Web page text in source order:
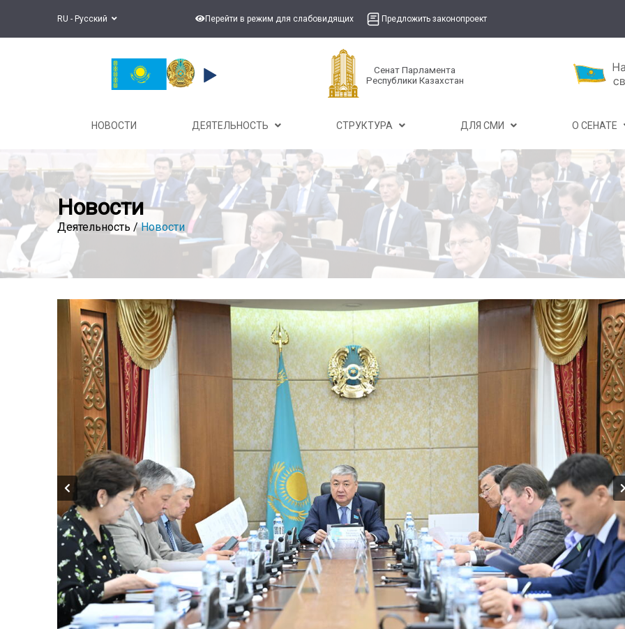
RU - Русский Перейти в режим для слабовидящих Предложить законопроект
Сенат Парламента
Республики Казахстан
НОВОСТИ ДЕЯТЕЛЬНОСТЬ СТРУКТУРА ДЛЯ СМИ О СЕНАТЕ
Новости
Деятельность /Новости